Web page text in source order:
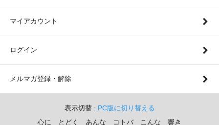
マイアカウント
ログイン
メルマガ登録・解除
表示切替 : PC版に切り替える
心に とどく あんな コトバ こんな 響き